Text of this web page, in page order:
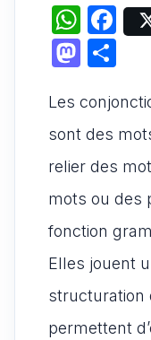
W
h
at
s
A
p
p
F
a
e
b
o
o
k
M
st
o
d
o
n
ta
g
er
Les
sont des
relier des
mots ou des
fonction
Elles jouent
structuration
permettent